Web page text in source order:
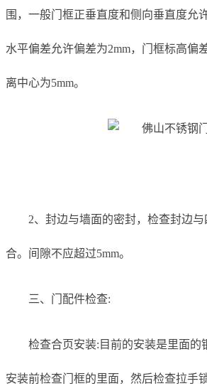
围，一般门框正垂直度和侧向垂直度允
水平偏差允许偏差为2mm，门框标高偏
离中心为5mm。
2、封边与墙面的密封，检查封边
合。间隙不应超过5mm。
三、门配件检查:
检查合页安装:目前的安装是里面的
安装前检查门框的里面，然后检查拉手